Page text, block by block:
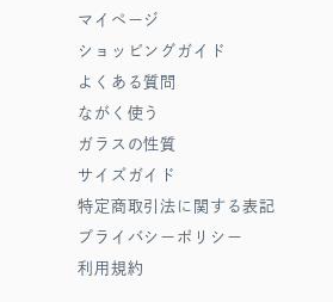
マイページ
ショッピングガイド
よくある質問
ながく使う
ガラスの性質
サイズガイド
特定商取引法に関する表記
プライバシーポリシー
利用規約